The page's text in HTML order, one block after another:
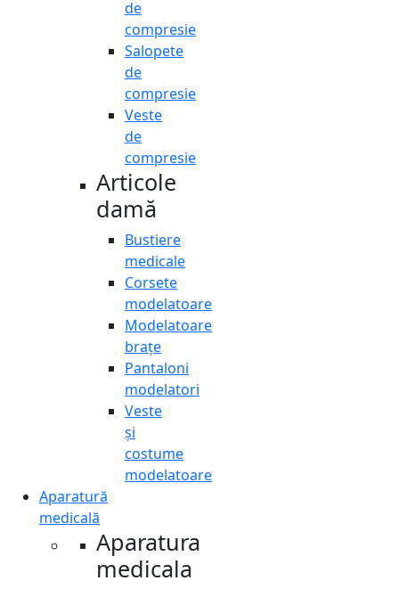
de
compresie
Salopete
de
compresie
Veste
de
compresie
Articole
damă
Bustiere
medicale
Corsete
modelatoare
Modelatoare
brațe
Pantaloni
modelatori
Veste
și
costume
modelatoare
Aparatură
medicală
Aparatura
medicala